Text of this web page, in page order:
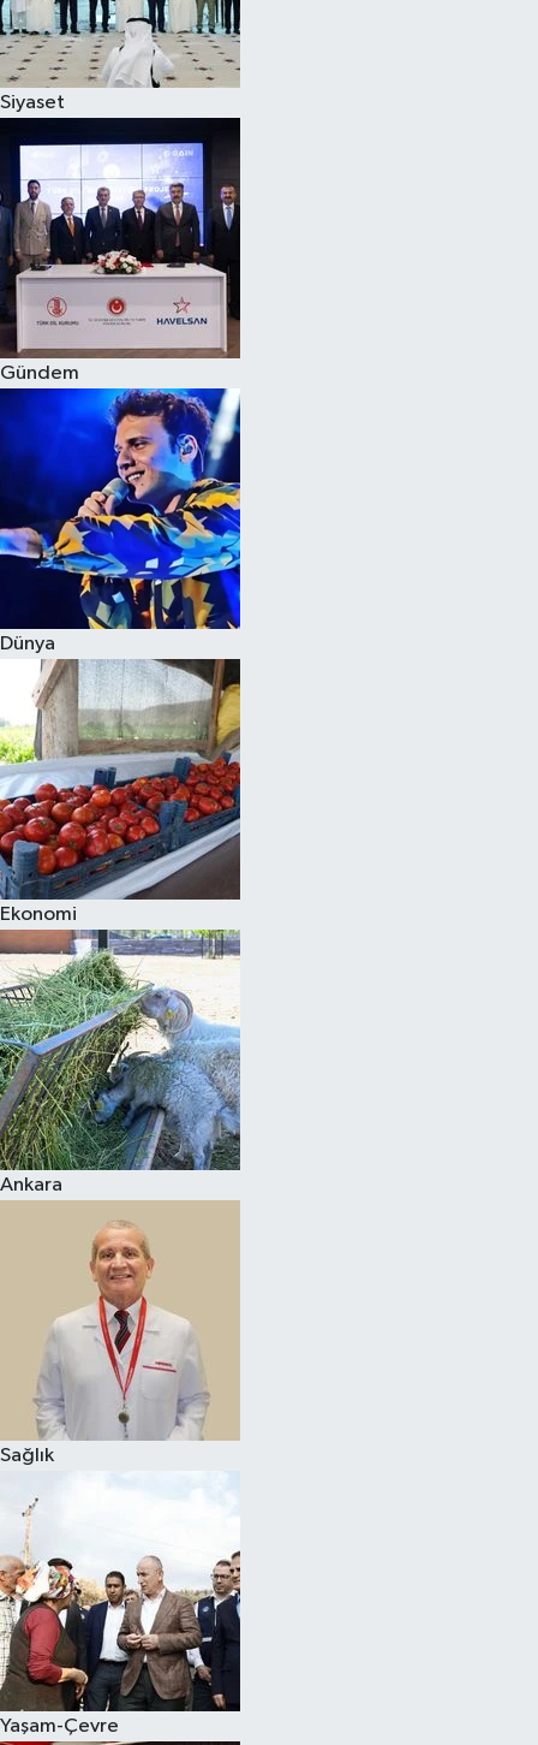
Siyaset
Gündem
Dünya
Ekonomi
Ankara
Sağlık
Yaşam-Çevre
Spor
Çocuk
Eğitim
Hava Durumu
Kadın
Kim kimdir?
Kültür Sanat
Sağlık
Siyaset
Teknoloji
Televizyon
Yaşam-Çevre